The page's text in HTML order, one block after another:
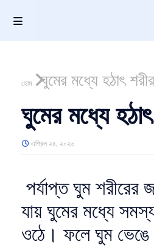
হোম ঘুমের মধ্যে হঠাৎ
ঘুমের মধ্যে
এপ্রিল ২৪, ২০২৬
পর্যাপ্ত ঘুম
যায় ঘুমের মধ্যে
ওঠে। ফলে ঘুম ভেঙে